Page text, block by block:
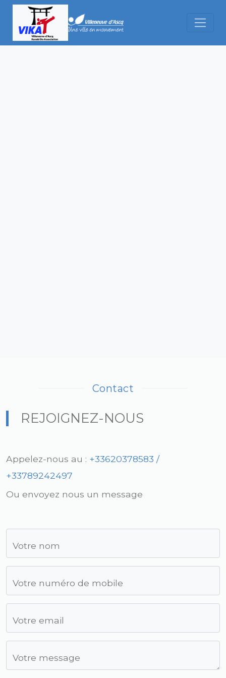
Contact
REJOIGNEZ-NOUS
Appelez-nous au : +33620378583 /
+33789242497
Ou envoyez nous un message
Votre nom
Votre numéro de mobile
Votre email
Votre message